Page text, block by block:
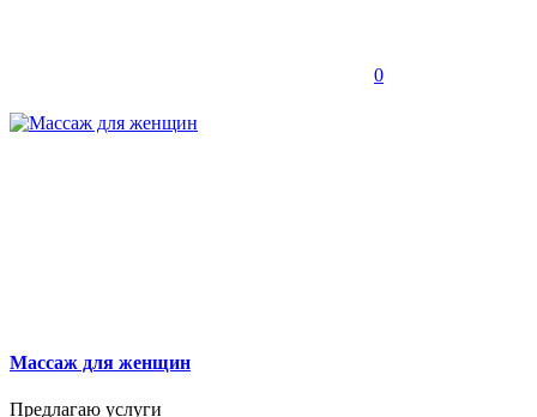
0
Массаж для женщин
Предлагаю услуги